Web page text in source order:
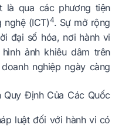
là qua các phương tiện
(ICT)4. Sự mở rộng
đại số hóa, nơi hành vi
ảnh khiêu dâm trên
nghiệp ngày càng
Quy Định Của Các Quốc
luật đối với hành vi có